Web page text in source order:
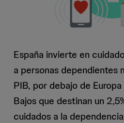
España invierte en
a personas dependientes
PIB, por debajo de
Bajos que destinan un
cuidados a la